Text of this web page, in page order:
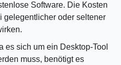
Software. Die Kosten
gelegentlicher oder seltener
es sich um ein Desktop-Tool
muss, benötigt es